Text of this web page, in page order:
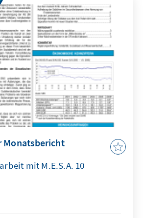
Monatsbericht
mit M.E.S.A. 10